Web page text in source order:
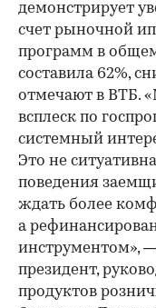
демонстрирует
счет рыночной
программ в
составила 62%,
отмечают в ВТБ.
всплеск по
системный
Это не
поведения
ждать более
а
инструментом»,
президент,
продуктов